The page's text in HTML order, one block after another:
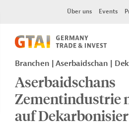
Über uns Events
Branchen | Aserbaidschan |
Aserbaidschans
Zementindustrie
auf